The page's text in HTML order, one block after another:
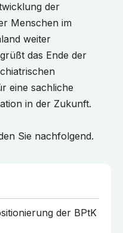
der
Menschen im
weiter
das Ende der
eine sachliche
in der Zukunft.
Sie nachfolgend.
der BPtK